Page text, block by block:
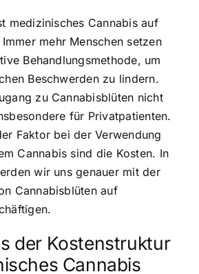
medizinisches Cannabis auf
mehr Menschen setzen
Behandlungsmethode, um
Beschwerden zu lindern.
zu Cannabisblüten nicht
für Privatpatienten.
Faktor bei der Verwendung
Cannabis sind die Kosten. In
wir uns genauer mit der
Cannabisblüten auf
der Kostenstruktur
Cannabis